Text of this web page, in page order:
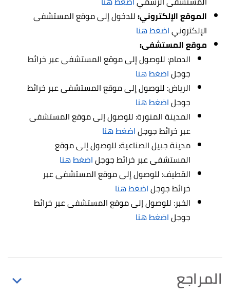
الموقع الإلكتروني:للدخول إلى موقع المستشفى
الإلكترونياضغط هنا
موقع المستشفى:
الدمام: للوصول إلى موقع المستشفى عبر خرائط
جوجلاضغط هنا
الرياض: للوصول إلى موقع المستشفى عبر خرائط
جوجلاضغط هنا
المدينة المنورة: للوصول إلى موقع المستشفى
عبر خرائط جوجلاضغط هنا
مدينة جبيل الصناعية: للوصول إلى موقع
المستشفى عبر خرائط جوجلاضغط هنا
القطيف: للوصول إلى موقع المستشفى عبر
خرائط جوجلاضغط هنا
الخبر: للوصول إلى موقع المستشفى عبر خرائط
جوجلاضغط هنا
المراجع